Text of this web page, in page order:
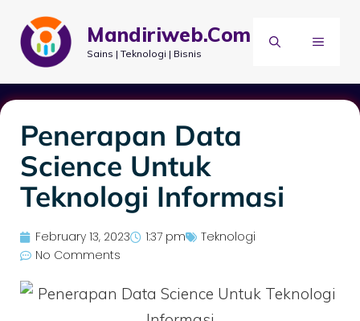
Mandiriweb.Com
Sains | Teknologi | Bisnis
Penerapan Data
Science Untuk
Teknologi Informasi
February 13, 2023 1:37 pm
Teknologi
No Comments